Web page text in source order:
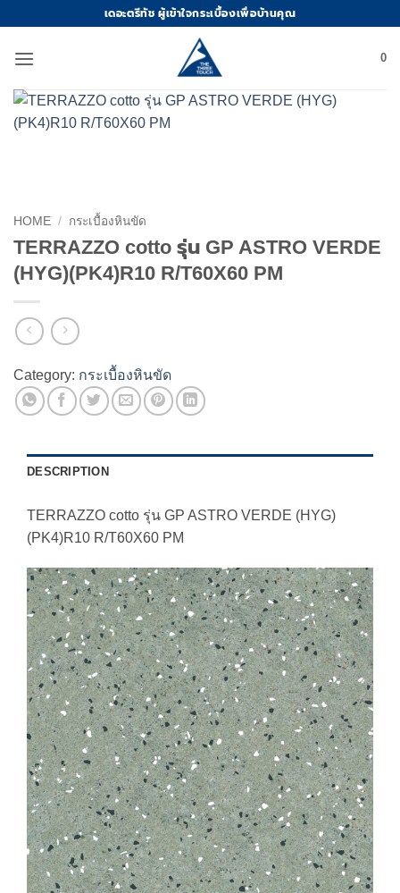
content
เดอะตรีทัช ผู้เข้าใจกระเบื้องเพื่อบ้านคุณ
0
HOME / กระเบื้องหินขัด
TERRAZZO cotto รุ่น GP ASTRO VERDE
(HYG)(PK4)R10 R/T60X60 PM
Category: กระเบื้องหินขัด
DESCRIPTION
TERRAZZO cotto รุ่น GP ASTRO VERDE (HYG)
(PK4)R10 R/T60X60 PM